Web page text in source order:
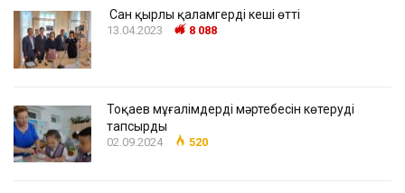
Сан қырлы қаламгердің кеші өтті
13.04.2023 8 088
Тоқаев мұғалімдердің мәртебесін көтеруді
тапсырды
02.09.2024 520